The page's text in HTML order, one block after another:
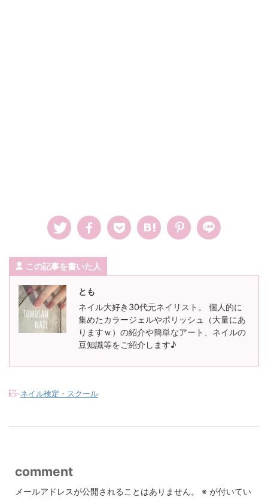
この記事を書いた人
とも
ネイル大好き30代元ネイリスト。 個人的に
集めたカラージェルやポリッシュ（大量にあ
りますｗ）の紹介や簡単なアート、ネイルの
豆知識等をご紹介します♪
-ネイル検定・スクール
comment
メールアドレスが公開されることはありません。 ※ が付いてい